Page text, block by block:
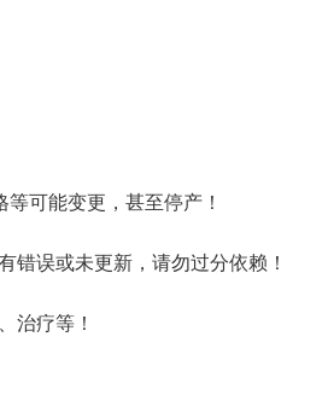
可能变更，甚至停产！
错误或未更新，请勿过分依赖！
治疗等！